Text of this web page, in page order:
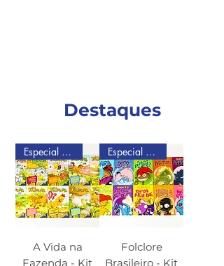
Destaques
Especial de Natal
A Vida na
Fazenda - Kit
Especial de Natal
Folclore
Brasileiro - Kit